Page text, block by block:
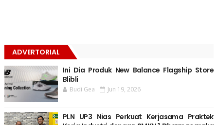
ADVERTORIAL
Ini Dia Produk New Balance Flagship Store
Blibli
Budi Gea Jun 19, 2026
PLN UP3 Nias Perkuat Kerjasama Praktek